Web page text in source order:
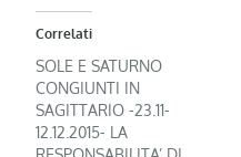
Correlati
SOLE E SATURNO
CONGIUNTI IN
SAGITTARIO -23.11-
12.12.2015- LA